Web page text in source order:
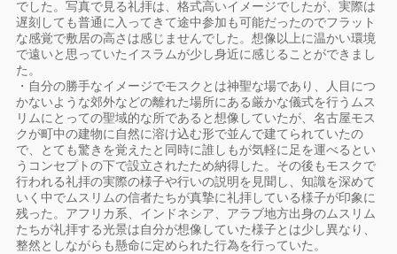
でした。写真で見る礼拝は、格式高いイメージでしたが、実際は
遅刻しても普通に入ってきて途中参加も可能だったのでフラット
な感覚で敷居の高さは感じませんでした。想像以上に温かい環境
で遠いと思っていたイスラムが少し身近に感じることができまし
た。
・自分の勝手なイメージでモスクとは神聖な場であり、人目につ
かないような郊外などの離れた場所にある厳かな儀式を行うムス
リムにとっての聖域的な所であると想像していたが、名古屋モス
クが町中の建物に自然に溶け込む形で並んで建てられていたの
で、とても驚きを覚えたと同時に誰しもが気軽に足を運べるとい
うコンセプトの下で設立されたため納得した。その後もモスクで
行われる礼拝の実際の様子や行いの説明を見聞し、知識を深めて
いく中でムスリムの信者たちが真摯に礼拝している様子が印象に
残った。アフリカ系、インドネシア、アラブ地方出身のムスリム
たちが礼拝する光景は自分が想像していた様子とは少し異なり、
整然としながらも懸命に定められた行為を行っていた。